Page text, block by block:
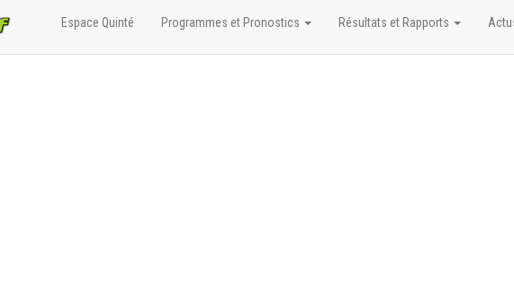
Espace Quinté Programmes et Pronostics Résultats et Rapports